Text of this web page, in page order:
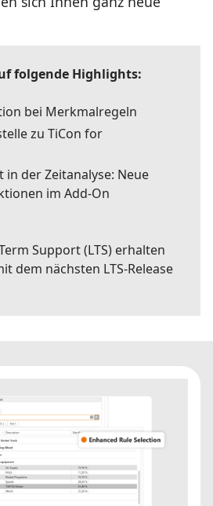
folgende Highlights:
bei Merkmalregeln
zu TiCon for
in der Zeitanalyse: Neue
im Add-On
Support (LTS) erhalten
dem nächsten LTS-Release